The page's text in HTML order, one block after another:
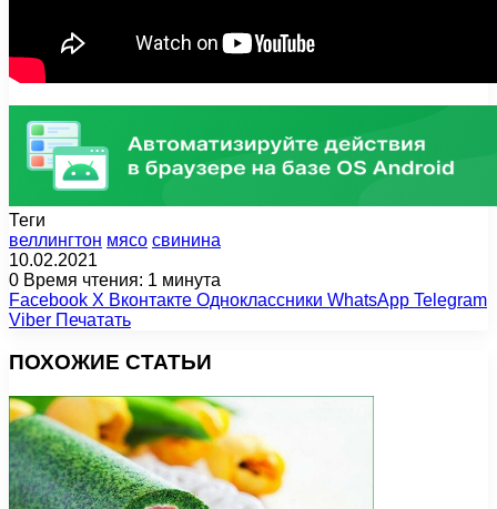
Теги
веллингтон мясо свинина
10.02.2021
0 Время чтения: 1 минута
Facebook X Вконтакте Одноклассники WhatsApp Telegram
Viber Печатать
ПОХОЖИЕ СТАТЬИ